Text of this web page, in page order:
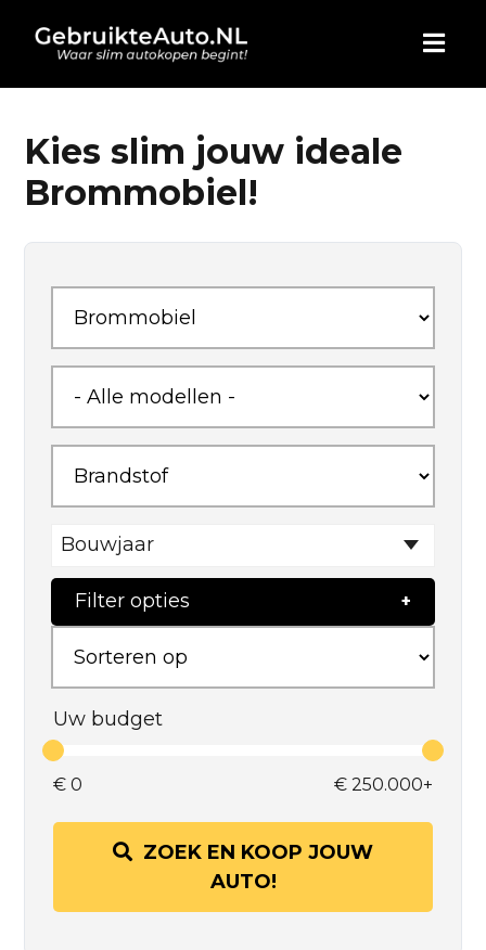
HOME
AUTO KOPEN
BLOG
WIE ZIJN WIJ
CONTACT
Kies slim jouw ideale
Brommobiel!
Bouwjaar
Filter opties
Uw budget
€ 0 € 250.000+
ZOEK EN KOOP JOUW
AUTO!